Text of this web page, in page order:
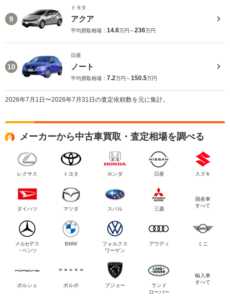
9
トヨタ
アクア
平均買取相場： 14.6万円～236万円
10
日産
ノート
平均買取相場： 7.2万円～150.5万円
2026年7月1日〜2026年7月31日の査定依頼数を元に集計。
メーカーから中古車買取・査定相場を調べる
レクサス トヨタ ホンダ 日産 スズキ
ダイハツ マツダ スバル 三菱
国産車
すべて
メルセデス
・ベンツ
BMW
フォルクス
ワーゲン
アウディ ミニ
ポルシェ ボルボ プジョー
ランド
ローバー
輸入車
すべて